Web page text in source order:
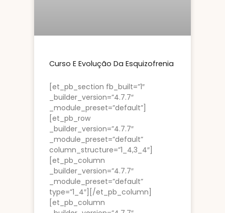
Curso E Evolução Da Esquizofrenia
[et_pb_section fb_built=”1″
_builder_version=”4.7.7″
_module_preset=”default”]
[et_pb_row
_builder_version=”4.7.7″
_module_preset=”default”
column_structure=”1_4,3_4″]
[et_pb_column
_builder_version=”4.7.7″
_module_preset=”default”
type=”1_4″][/et_pb_column]
[et_pb_column